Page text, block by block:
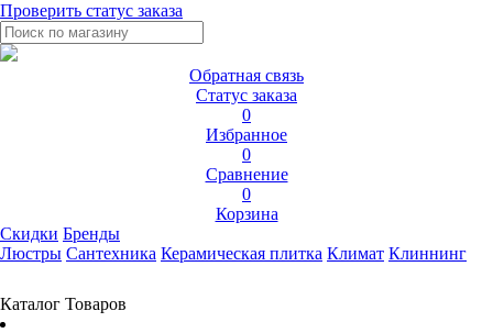
Проверить статус заказа
Обратная связь
Статус заказа
0
Избранное
0
Сравнение
0
Корзина
Скидки Бренды
Люстры Сантехника Керамическая плитка Климат Клиннинг
Каталог Товаров